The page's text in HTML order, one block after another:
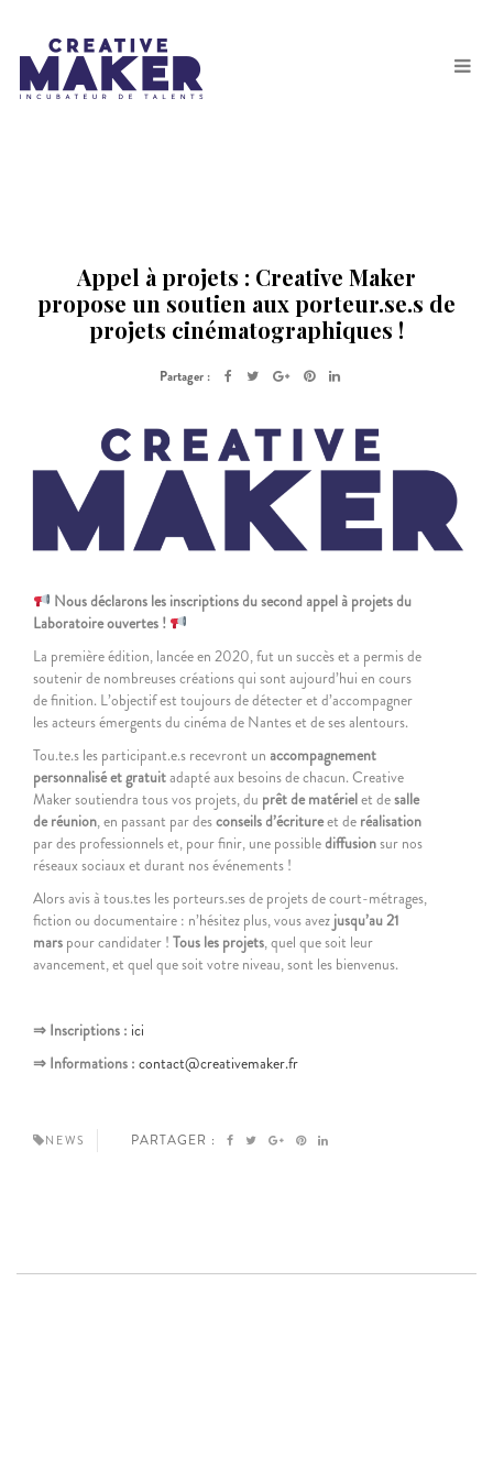
Appel à projets : Creative Maker
propose un soutien aux porteur.se.s de
projets cinématographiques !
Partager :
Nous déclarons les inscriptions du second appel à projets du
Laboratoire ouvertes !
La première édition, lancée en 2020, fut un succès et a permis de
soutenir de nombreuses créations qui sont aujourd’hui en cours
de finition. L’objectif est toujours de détecter et d’accompagner
les acteurs émergents du cinéma de Nantes et de ses alentours.
Tou.te.s les participant.e.s recevront un accompagnement
personnaliséet gratuitadapté aux besoins de chacun. Creative
Maker soutiendra tous vos projets, du prêt de matérielet desalle
de réunion, en passant par desconseils d’écritureet de réalisation
par des professionnels et, pour finir, une possible diffusionsur nos
réseaux sociaux et durant nos événements !
Alors avis à tous.tes les porteurs.ses de projets de court-métrages,
fiction ou documentaire : n’hésitez plus, vous avez jusqu’au 21
mars pour candidater ! Tous les projets, quel que soit leur
avancement, et quel que soit votre niveau, sont les bienvenus.
⇒ Inscriptions : ici
⇒ Informations : contact@creativemaker.fr
NEWS PARTAGER :